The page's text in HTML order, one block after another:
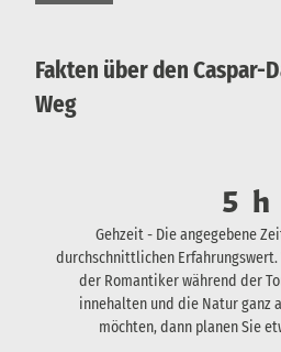
Fakten über den Caspar-
Weg
5 h
Gehzeit - Die angegebene
durchschnittlichen Erfahrungswert.
der Romantiker während der
innehalten und die Natur ganz
möchten, dann planen Sie